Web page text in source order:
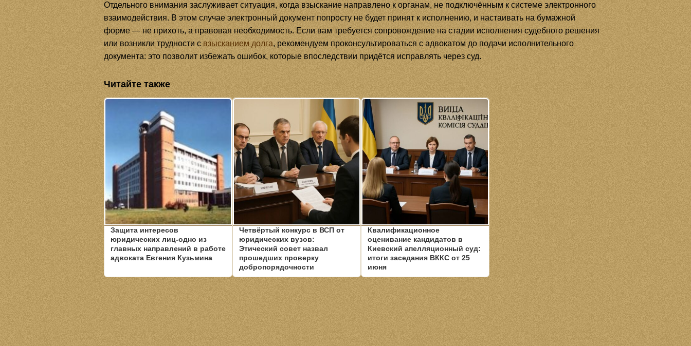
Отдельного внимания заслуживает ситуация, когда взыскание направлено к органам, не подключённым к системе электронного
взаимодействия. В этом случае электронный документ попросту не будет принят к исполнению, и настаивать на бумажной
форме — не прихоть, а правовая необходимость. Если вам требуется сопровождение на стадии исполнения судебного решения
или возникли трудности свзысканием долга, рекомендуем проконсультироваться с адвокатом до подачи исполнительного
документа: это позволит избежать ошибок, которые впоследствии придётся исправлять через суд.
Читайте также
Защита интересов
юридических лиц-одно из
главных направлений в работе
адвоката Евгения Кузьмина
Четвёртый конкурс в ВСП от
юридических вузов:
Этический совет назвал
прошедших проверку
добропорядочности
Квалификационное
оценивание кандидатов в
Киевский апелляционный суд:
итоги заседания ВККС от 25
июня